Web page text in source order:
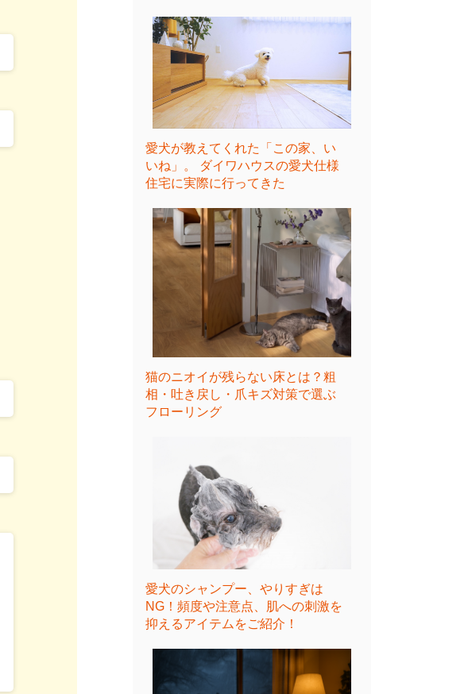
愛犬が教えてくれた「この家、い
いね」。 ダイワハウスの愛犬仕様
住宅に実際に行ってきた
猫のニオイが残らない床とは？粗
相・吐き戻し・爪キズ対策で選ぶ
フローリング
愛犬のシャンプー、やりすぎは
NG！頻度や注意点、肌への刺激を
抑えるアイテムをご紹介！